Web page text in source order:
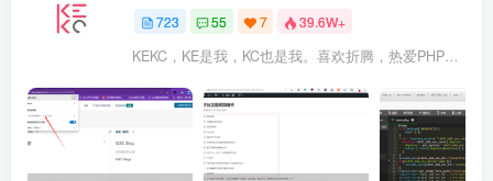
723 55 7 39.6W+
KEKC，KE是我，KC也是我。喜欢折腾，热爱PHP及WordPress，在学go语言，专注于技术与分享，开发过程序，维护过企业网站。